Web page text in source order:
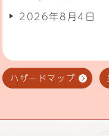
2026年8月4日
ハザードマップ